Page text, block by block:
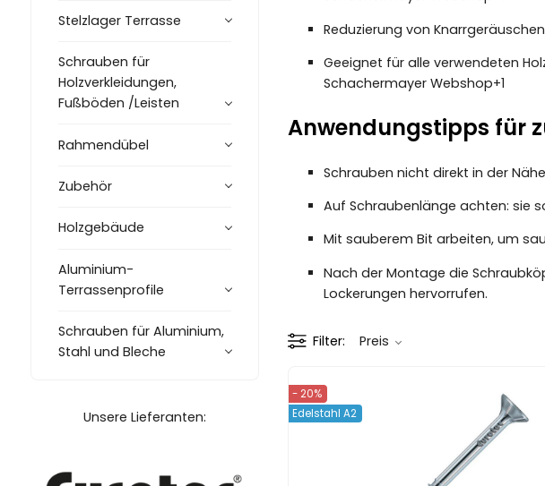
Stelzlager Terrasse
Schrauben für
Holzverkleidungen,
Fußböden /Leisten
Rahmendübel
Zubehör
Holzgebäude
Aluminium-
Terrassenprofile
Schrauben für Aluminium,
Stahl und Bleche
Unsere Lieferanten:
Reduzierung von
Geeignet für alle verwendeten
Schachermayer Webshop+1
Anwendungstipps für
Schrauben nicht direkt in der
Auf Schraubenlänge achten: sie
Mit sauberem Bit arbeiten, um
Nach der Montage die
Lockerungen hervorrufen.
Filter Preis
- 20%
Edelstahl A2